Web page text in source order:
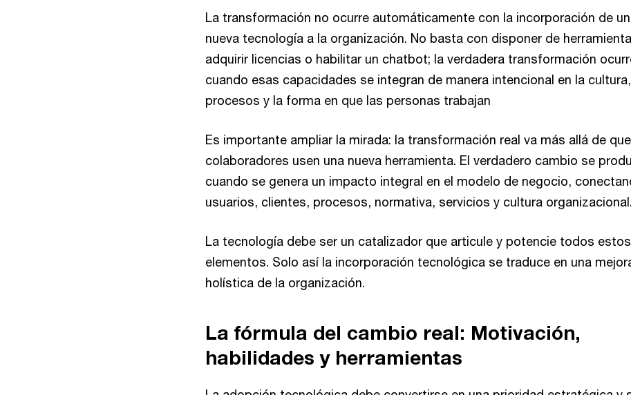
La transformación no ocurre automáticamente con la incorporación de
nueva tecnología a la organización. No basta con disponer de
adquirir licencias o habilitar un chatbot; la verdadera transformación
cuando esas capacidades se integran de manera intencional en la
procesos y la forma en que las personas trabajan
Es importante ampliar la mirada: la transformación real va más allá de
colaboradores usen una nueva herramienta. El verdadero cambio se
cuando se genera un impacto integral en el modelo de negocio,
usuarios, clientes, procesos, normativa, servicios y cultura organizacional.
La tecnología debe ser un catalizador que articule y potencie todos estos
elementos. Solo así la incorporación tecnológica se traduce en una
holística de la organización.
La fórmula del cambio real: Motivación,
habilidades y herramientas